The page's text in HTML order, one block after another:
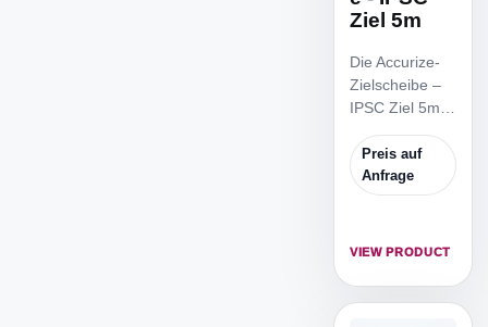
Ziel 5m
Die Accurize-
Zielscheibe –
IPSC Ziel 5m
reduzierte
IPSC
Zielscheibe,
Distanz zu
Preis auf
Anfrage
VIEW PRODUCT